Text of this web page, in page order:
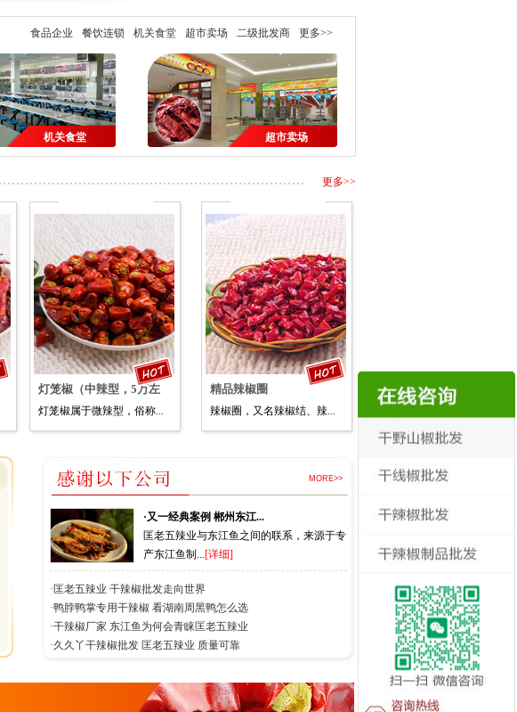
食品企业 餐饮连锁 机关食堂 超市卖场 二级批发商 更多>>
机关食堂 超市卖场
更多>>
灯笼椒（中辣型，5万左
灯笼椒属于微辣型，俗称...
精品辣椒圈
辣椒圈，又名辣椒结、辣...
MORE>>
·又一经典案例 郴州东江...
匡老五辣业与东江鱼之间的联系，来源于专
产东江鱼制...[详细]
·匡老五辣业 干辣椒批发走向世界
·鸭脖鸭掌专用干辣椒 看湖南周黑鸭怎么选
·干辣椒厂家 东江鱼为何会青睐匡老五辣业
·久久丫干辣椒批发 匡老五辣业 质量可靠